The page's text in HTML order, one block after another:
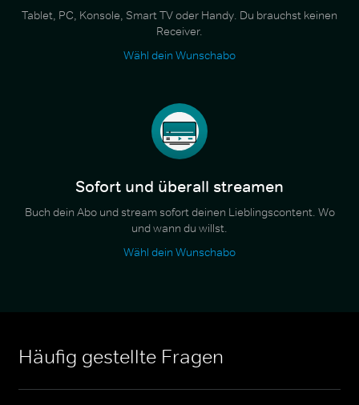
Tablet, PC, Konsole, Smart TV oder Handy. Du brauchst keinen
Receiver.
Wähl dein Wunschabo
Sofort und überall streamen
Buch dein Abo und stream sofort deinen Lieblingscontent. Wo
und wann du willst.
Wähl dein Wunschabo
Häufig gestellte Fragen